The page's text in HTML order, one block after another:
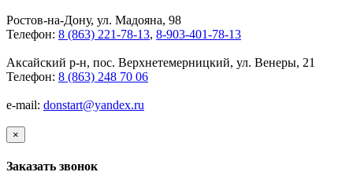
Ростов-на-Дону, ул. Мадояна, 98
Телефон: 8 (863) 221-78-13, 8-903-401-78-13
Аксайский р-н, пос. Верхнетемерницкий, ул. Венеры, 21
Телефон: 8 (863) 248 70 06
e-mail: donstart@yandex.ru
×
Заказать звонок